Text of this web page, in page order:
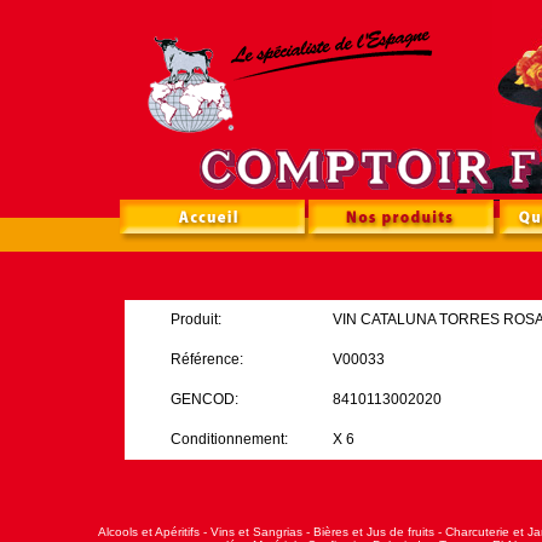
Produit: VIN CATALUNA TORRES
Référence: V00033
GENCOD: 8410113002020
Conditionnement: X 6
Alcools et Apéritifs - Vins et Sangrias - Bières et Jus de fruits - Charcuterie et